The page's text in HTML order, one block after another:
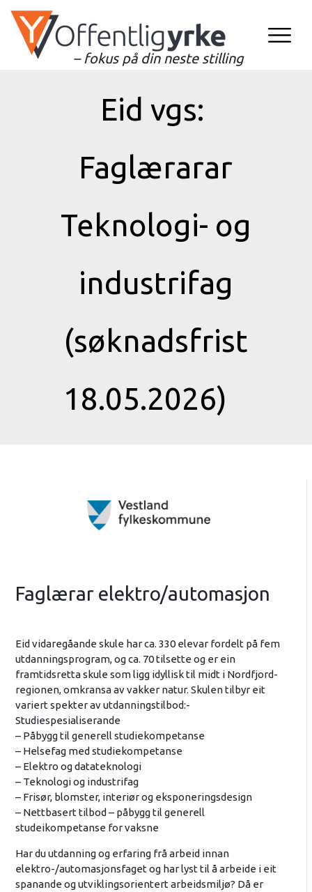
– fokus på din neste stilling
Eid vgs:
Faglærarar
Teknologi- og
industrifag
(søknadsfrist
18.05.2026)
Faglærar elektro/automasjon
Eid vidaregåande skule har ca. 330 elevar fordelt på fem
utdanningsprogram, og ca. 70 tilsette og er ein
framtidsretta skule som ligg idyllisk til midt i Nordfjord-
regionen, omkransa av vakker natur. Skulen tilbyr eit
variert spekter av utdanningstilbod:-
Studiespesialiserande
– Påbygg til generell studiekompetanse
– Helsefag med studiekompetanse
– Elektro og datateknologi
– Teknologi og industrifag
– Frisør, blomster, interiør og eksponeringsdesign
– Nettbasert tilbod – påbygg til generell
studeikompetanse for vaksne
Har du utdanning og erfaring frå arbeid innan
elektro-/automasjonsfaget og har lyst til å arbeide i eit
spanande og utviklingsorientert arbeidsmiljø? Då er